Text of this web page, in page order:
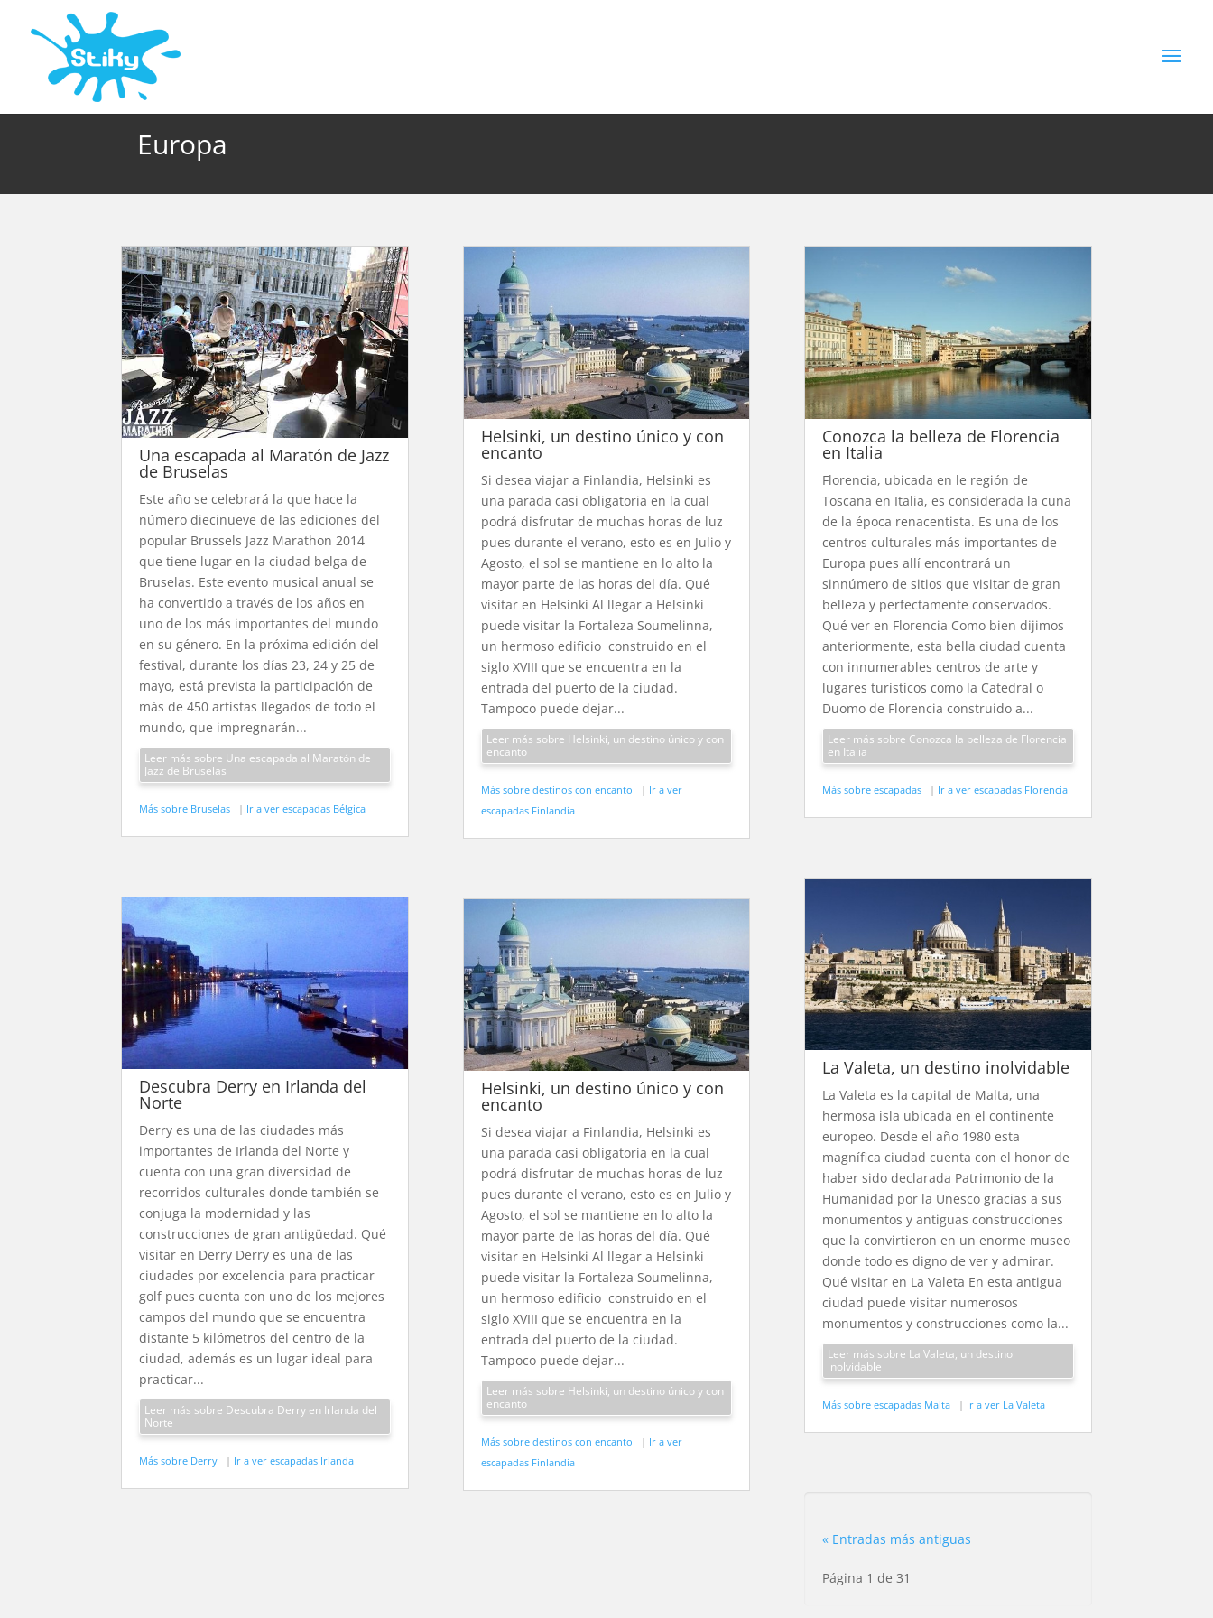
Europa
Una escapada al Maratón de Jazz
de Bruselas
Este año se celebrará la que hace la
número diecinueve de las ediciones del
popular Brussels Jazz Marathon 2014
que tiene lugar en la ciudad belga de
Bruselas. Este evento musical anual se
ha convertido a través de los años en
uno de los más importantes del mundo
en su género. En la próxima edición del
festival, durante los días 23, 24 y 25 de
mayo, está prevista la participación de
más de 450 artistas llegados de todo el
mundo, que impregnarán...
Leer más sobre Una escapada al Maratón de
Jazz de Bruselas
Más sobre Bruselas | Ir a ver escapadas Bélgica
Descubra Derry en Irlanda del
Norte
Derry es una de las ciudades más
importantes de Irlanda del Norte y
cuenta con una gran diversidad de
recorridos culturales donde también se
conjuga la modernidad y las
construcciones de gran antigüedad. Qué
visitar en Derry Derry es una de las
ciudades por excelencia para practicar
golf pues cuenta con uno de los mejores
campos del mundo que se encuentra
distante 5 kilómetros del centro de la
ciudad, además es un lugar ideal para
practicar...
Leer más sobre Descubra Derry en Irlanda del
Norte
Más sobre Derry | Ir a ver escapadas Irlanda
Helsinki, un destino único y con
encanto
Si desea viajar a Finlandia, Helsinki es
una parada casi obligatoria en la cual
podrá disfrutar de muchas horas de luz
pues durante el verano, esto es en Julio y
Agosto, el sol se mantiene en lo alto la
mayor parte de las horas del día. Qué
visitar en Helsinki Al llegar a Helsinki
puede visitar la Fortaleza Soumelinna,
un hermoso edificio construido en el
siglo XVIII que se encuentra en la
entrada del puerto de la ciudad.
Tampoco puede dejar...
Leer más sobre Helsinki, un destino único y con
encanto
Más sobre destinos con encanto | Ir a ver
escapadas Finlandia
Helsinki, un destino único y con
encanto
Si desea viajar a Finlandia, Helsinki es
una parada casi obligatoria en la cual
podrá disfrutar de muchas horas de luz
pues durante el verano, esto es en Julio y
Agosto, el sol se mantiene en lo alto la
mayor parte de las horas del día. Qué
visitar en Helsinki Al llegar a Helsinki
puede visitar la Fortaleza Soumelinna,
un hermoso edificio construido en el
siglo XVIII que se encuentra en la
entrada del puerto de la ciudad.
Tampoco puede dejar...
Leer más sobre Helsinki, un destino único y con
encanto
Más sobre destinos con encanto | Ir a ver
escapadas Finlandia
Conozca la belleza de Florencia
en Italia
Florencia, ubicada en le región de
Toscana en Italia, es considerada la cuna
de la época renacentista. Es una de los
centros culturales más importantes de
Europa pues allí encontrará un
sinnúmero de sitios que visitar de gran
belleza y perfectamente conservados.
Qué ver en Florencia Como bien dijimos
anteriormente, esta bella ciudad cuenta
con innumerables centros de arte y
lugares turísticos como la Catedral o
Duomo de Florencia construido a...
Leer más sobre Conozca la belleza de Florencia
en Italia
Más sobre escapadas | Ir a ver escapadas Florencia
La Valeta, un destino inolvidable
La Valeta es la capital de Malta, una
hermosa isla ubicada en el continente
europeo. Desde el año 1980 esta
magnífica ciudad cuenta con el honor de
haber sido declarada Patrimonio de la
Humanidad por la Unesco gracias a sus
monumentos y antiguas construcciones
que la convirtieron en un enorme museo
donde todo es digno de ver y admirar.
Qué visitar en La Valeta En esta antigua
ciudad puede visitar numerosos
monumentos y construcciones como la...
Leer más sobre La Valeta, un destino
inolvidable
Más sobre escapadas Malta | Ir a ver La Valeta
« Entradas más antiguas
Página 1 de 31